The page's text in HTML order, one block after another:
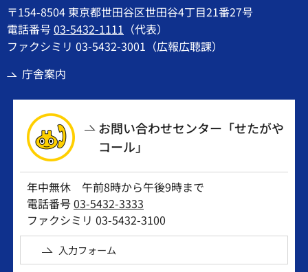
〒154-8504 東京都世田谷区世田谷4丁目21番27号
電話番号03-5432-1111 （代表）
ファクシミリ 03-5432-3001（広報広聴課）
庁舎案内
お問い合わせセンター「せたがや
コール」
年中無休 午前8時から午後9時まで
電話番号03-5432-3333
ファクシミリ 03-5432-3100
入力フォーム